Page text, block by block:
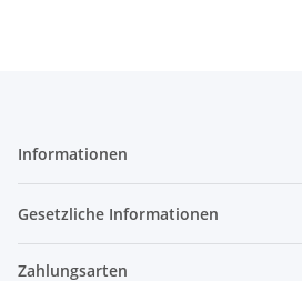
Informationen
Gesetzliche Informationen
Zahlungsarten